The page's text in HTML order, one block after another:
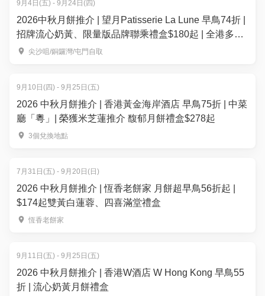
9月4日(五) - 9月24日(四)
2026中秋月餅推介 | 望月Patisserie La Lune 早鳥74折 |
招牌流心奶黃、限量版品牌聯乘禮盒$180起 | 全港多區
便利換領
尖沙咀/銅鑼灣/屯門自取
9月10日(四) - 9月25日(五)
2026 中秋月餅推介 | 香港黃金海岸酒店 早鳥75折 | 中菜
廳「粵」| 榮獲米芝蓮推介 馥郁月餅禮盒$278起
3個兌換地點
7月31日(五) - 9月20日(日)
2026 中秋月餅推介 | 恆香老餅家 月餅超早鳥56折起 |
$174起雙黃白蓮蓉、四喜滿堂禮盒
恆香老餅家
9月11日(五) - 9月25日(五)
2026 中秋月餅推介 | 香港W酒店 W Hong Kong 早鳥55
折 | 流心奶黃月餅禮盒